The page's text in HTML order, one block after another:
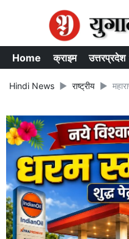
Home क्राइम उत्तरप्रदेश
Hindi News राष्ट्रीय